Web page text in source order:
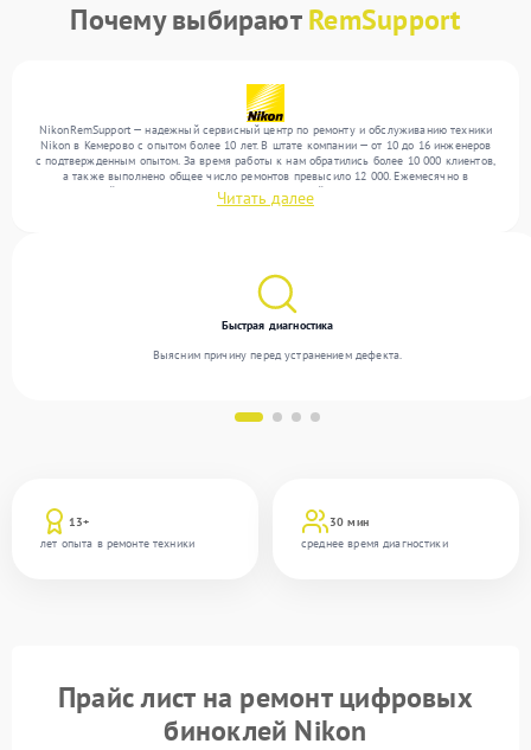
Почему выбираютRemSupport
NikonRemSupport — надежный сервисный центр по ремонту и обслуживанию техники
Nikon в Кемерово с опытом более 10 лет. В штате компании — от 10 до 16 инженеров
с подтвержденным опытом. За время работы к нам обратились более 10 000 клиентов,
а также выполнено общее число ремонтов превысило 12 000. Ежемесячно в
сервисный центр поступает более 300 обращений, включая , , . Мы работаем с
широким спектром неисправностей и поддерживаем высокий стандарт качества
Читать далее
13+
лет опыта в ремонте техники
30 мин
среднее время диагностики
Быстрая диагностика
Выясним причину перед устранением дефекта.
Прайс лист на ремонт цифровых
биноклей Nikon